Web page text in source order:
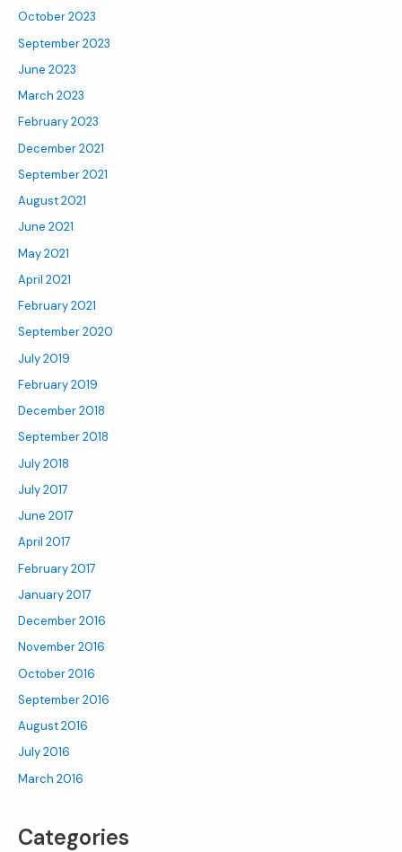
October 2023
September 2023
June 2023
March 2023
February 2023
December 2021
September 2021
August 2021
June 2021
May 2021
April 2021
February 2021
September 2020
July 2019
February 2019
December 2018
September 2018
July 2018
July 2017
June 2017
April 2017
February 2017
January 2017
December 2016
November 2016
October 2016
September 2016
August 2016
July 2016
March 2016
Categories